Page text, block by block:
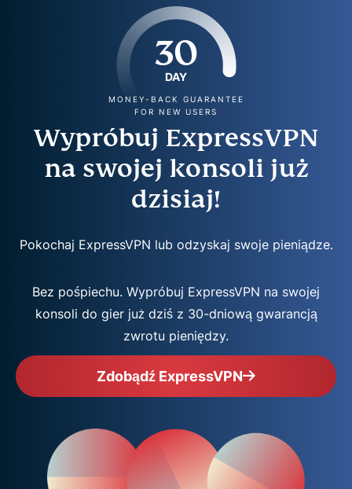
30
DAY
MONEY-BACK GUARANTEE
FOR NEW USERS
Wypróbuj ExpressVPN
na swojej konsoli już
dzisiaj!
Pokochaj ExpressVPN lub odzyskaj swoje pieniądze.
Bez pośpiechu. Wypróbuj ExpressVPN na swojej
konsoli do gier już dziś z 30-dniową gwarancją
zwrotu pieniędzy.
Zdobądź ExpressVPN